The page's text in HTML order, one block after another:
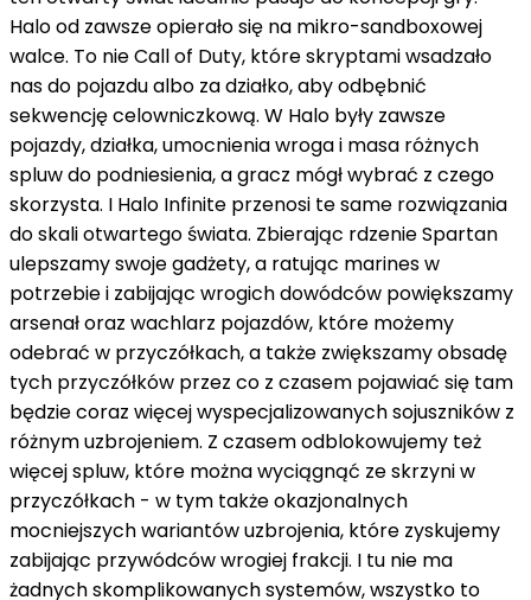
Halo od zawsze opierało się na mikro-sandboxowej
walce. To nie Call of Duty, które skryptami wsadzało
nas do pojazdu albo za działko, aby odbębnić
sekwencję celowniczkową. W Halo były zawsze
pojazdy, działka, umocnienia wroga i masa różnych
spluw do podniesienia, a gracz mógł wybrać z czego
skorzysta. I Halo Infinite przenosi te same rozwiązania
do skali otwartego świata. Zbierając rdzenie Spartan
ulepszamy swoje gadżety, a ratując marines w
potrzebie i zabijając wrogich dowódców powiększamy
arsenał oraz wachlarz pojazdów, które możemy
odebrać w przyczółkach, a także zwiększamy obsadę
tych przyczółków przez co z czasem pojawiać się tam
będzie coraz więcej wyspecjalizowanych sojuszników z
różnym uzbrojeniem. Z czasem odblokowujemy też
więcej spluw, które można wyciągnąć ze skrzyni w
przyczółkach - w tym także okazjonalnych
mocniejszych wariantów uzbrojenia, które zyskujemy
zabijając przywódców wrogiej frakcji. I tu nie ma
żadnych skomplikowanych systemów, wszystko to